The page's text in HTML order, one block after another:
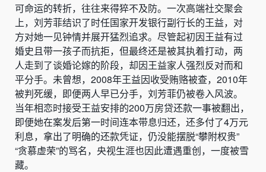
可命运的转折，往往来得猝不及防。一次高端社交聚会
上，刘芳菲结识了时任国家开发银行副行长的王益，对
方对她一见钟情并展开猛烈追求。尽管起初因王益有过
婚史且带一孩子而抗拒，但最终还是被其执着打动，两
人走到了谈婚论嫁的阶段，却因王益家人强烈反对而和
平分手。未曾想，2008年王益因收受贿赂被查，2010年
被判死缓，即便两人早已分手，刘芳菲仍被卷入风波。
当年相恋时接受王益安排的200万房贷还款一事被翻出，
即便她在案发后第一时间连本带息归还，还多付了4万元
利息，拿出了明确的还款凭证，仍没能摆脱“攀附权贵”
“贪慕虚荣”的骂名，央视生涯也因此遭遇重创，一度被雪
藏。